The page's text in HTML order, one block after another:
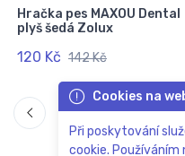
Hračka pes MAXOU Dental
plyš šedá Zolux
120 Kč 142 Kč
Cookies na
Při poskytování
cookie.